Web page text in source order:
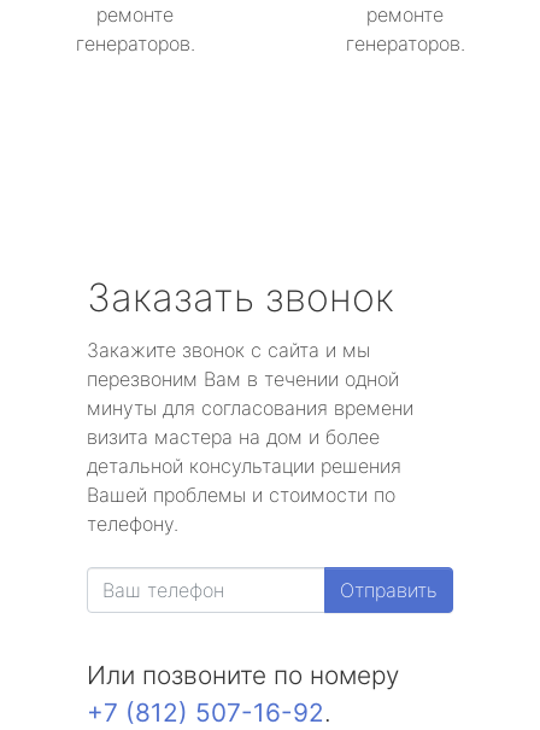
ремонте
генераторов.
ремонте
генераторов.
Заказать звонок
Закажите звонок с сайта и мы
перезвоним Вам в течении одной
минуты для согласования времени
визита мастера на дом и более
детальной консультации решения
Вашей проблемы и стоимости по
телефону.
Отправить
Или позвоните по номеру
+7 (812) 507-16-92.